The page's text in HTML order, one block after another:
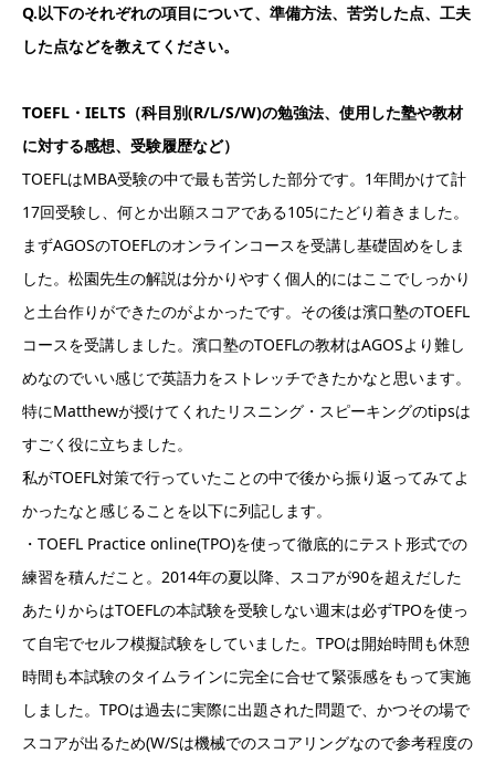
Q.以下のそれぞれの項目について、準備方法、苦労した点、工夫
した点などを教えてください。
TOEFL・IELTS（科目別(R/L/S/W)の勉強法、使用した塾や教材
に対する感想、受験履歴など）
TOEFLはMBA受験の中で最も苦労した部分です。1年間かけて計
17回受験し、何とか出願スコアである105にたどり着きました。
まずAGOSのTOEFLのオンラインコースを受講し基礎固めをしま
した。松園先生の解説は分かりやすく個人的にはここでしっかり
と土台作りができたのがよかったです。その後は濱口塾のTOEFL
コースを受講しました。濱口塾のTOEFLの教材はAGOSより難し
めなのでいい感じで英語力をストレッチできたかなと思います。
特にMatthewが授けてくれたリスニング・スピーキングのtipsは
すごく役に立ちました。
私がTOEFL対策で行っていたことの中で後から振り返ってみてよ
かったなと感じることを以下に列記します。
・TOEFL Practice online(TPO)を使って徹底的にテスト形式での
練習を積んだこと。2014年の夏以降、スコアが90を超えだした
あたりからはTOEFLの本試験を受験しない週末は必ずTPOを使っ
て自宅でセルフ模擬試験をしていました。TPOは開始時間も休憩
時間も本試験のタイムラインに完全に合せて緊張感をもって実施
しました。TPOは過去に実際に出題された問題で、かつその場で
スコアが出るため(W/Sは機械でのスコアリングなので参考程度の